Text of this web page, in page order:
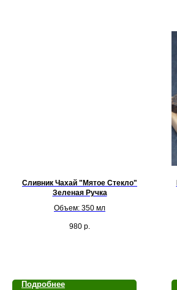
Сливник Чахай "Мятое Стекло"
Зеленая Ручка
Объем: 350 мл
980 р.
Подробнее